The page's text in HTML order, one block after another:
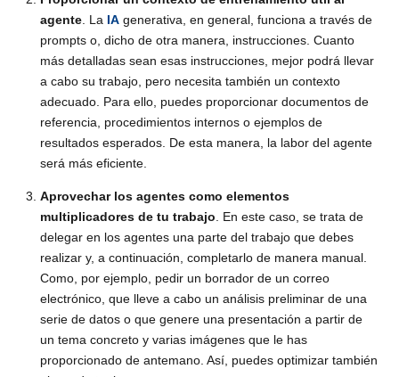
agente. La IAgenerativa, en general, funciona a través de
prompts o, dicho de otra manera, instrucciones. Cuanto
más detalladas sean esas instrucciones, mejor podrá llevar
a cabo su trabajo, pero necesita también un contexto
adecuado. Para ello, puedes proporcionar documentos de
referencia, procedimientos internos o ejemplos de
resultados esperados. De esta manera, la labor del agente
será más eficiente.
Aprovechar los agentes como elementos
multiplicadores de tu trabajo. En este caso, se trata de
delegar en los agentes una parte del trabajo que debes
realizar y, a continuación, completarlo de manera manual.
Como, por ejemplo, pedir un borrador de un correo
electrónico, que lleve a cabo un análisis preliminar de una
serie de datos o que genere una presentación a partir de
un tema concreto y varias imágenes que le has
proporcionado de antemano. Así, puedes optimizar también